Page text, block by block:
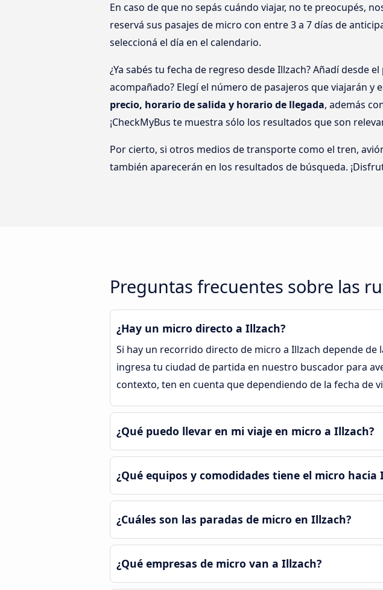
En caso de que no sepás cuándo viajar, no te preocupés,
reservá sus pasajes de micro con entre 3 a 7 días de
seleccioná el día en el calendario.
¿Ya sabés tu fecha de regreso desde Illzach? Añadí desde
acompañado? Elegí el número de pasajeros que viajarán
precio, horario de salida y horario de llegada, además
¡CheckMyBus te muestra sólo los resultados que son
Por cierto, si otros medios de transporte como el tren,
también aparecerán en los resultados de búsqueda.
Preguntas frecuentes sobre las
¿Hay un micro directo a Illzach?
Si hay un recorrido directo de micro a Illzach depende
ingresa tu ciudad de partida en nuestro buscador para
contexto, ten en cuenta que dependiendo de la fecha de
¿Qué puedo llevar en mi viaje en micro a Illzach?
¿Qué equipos y comodidades tiene el micro hacia
¿Cuáles son las paradas de micro en Illzach?
¿Qué empresas de micro van a Illzach?